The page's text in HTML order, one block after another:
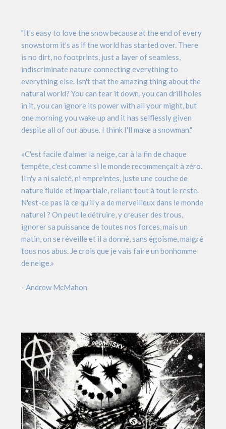
"It's easy to love the snow because at the end of every
snowstorm it's as if the world has started over. There
is no dirt, no footprints, just a layer of seamless,
indiscriminate nature connecting everything to
everything else. Isn't that the amazing thing about the
natural world? You can tear it down, you can drill holes
in it, you can ignore its power with all your might, but
one morning you wake up and it has selflessly given
despite all of our abuse. I think I'll make a snowman."
«C'est facile d’aimer la neige, car à la fin de chaque
tempête, c'est comme si le monde recommençait à zéro.
Il n'y a ni saleté, ni empreintes, juste une couche de
nature fluide et impartiale, reliant tout à tout le reste.
N'est-ce pas là ce qu’il y a de merveilleux dans le monde
naturel ? On peut le détruire, y creuser des trous,
ignorer sa puissance de toutes nos forces, mais un
matin, on se réveille et il a donné, sans égoïsme, malgré
tous nos abus. Je crois que je vais faire un bonhomme
de neige.»
- Andrew McMahon